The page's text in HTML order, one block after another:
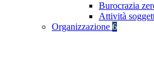
Burocrazia
Attività
Organizzazione 6